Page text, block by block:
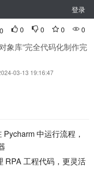
登录
0 0 0 0 0
象库”完全代码化制作完
03-13 19:16:47
中运行流程，
RPA 工程代码，更灵活